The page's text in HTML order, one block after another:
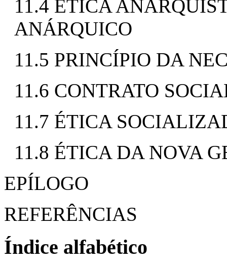
11.4 ÉTICA
ANÁRQUICO
11.5 PRINCÍPIO DA
11.6 CONTRATO
11.7 ÉTICA
11.8 ÉTICA DA NOVA
EPÍLOGO
REFERÊNCIAS
Índice alfabético